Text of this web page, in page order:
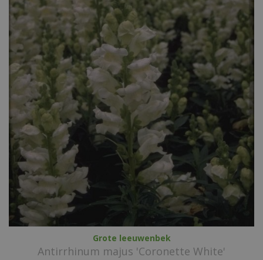
Grote leeuwenbek
Antirrhinum majus 'Coronette White'